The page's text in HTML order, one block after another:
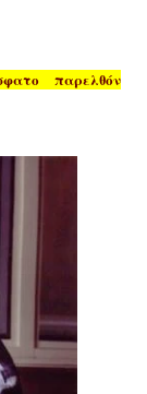
παρελθόν